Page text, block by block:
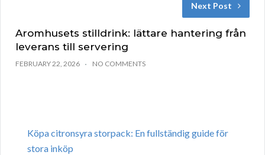
Next Post
Aromhusets stilldrink: lättare hantering från
leverans till servering
FEBRUARY 22, 2026 NO COMMENTS
Köpa citronsyra storpack: En fullständig guide för
stora inköp